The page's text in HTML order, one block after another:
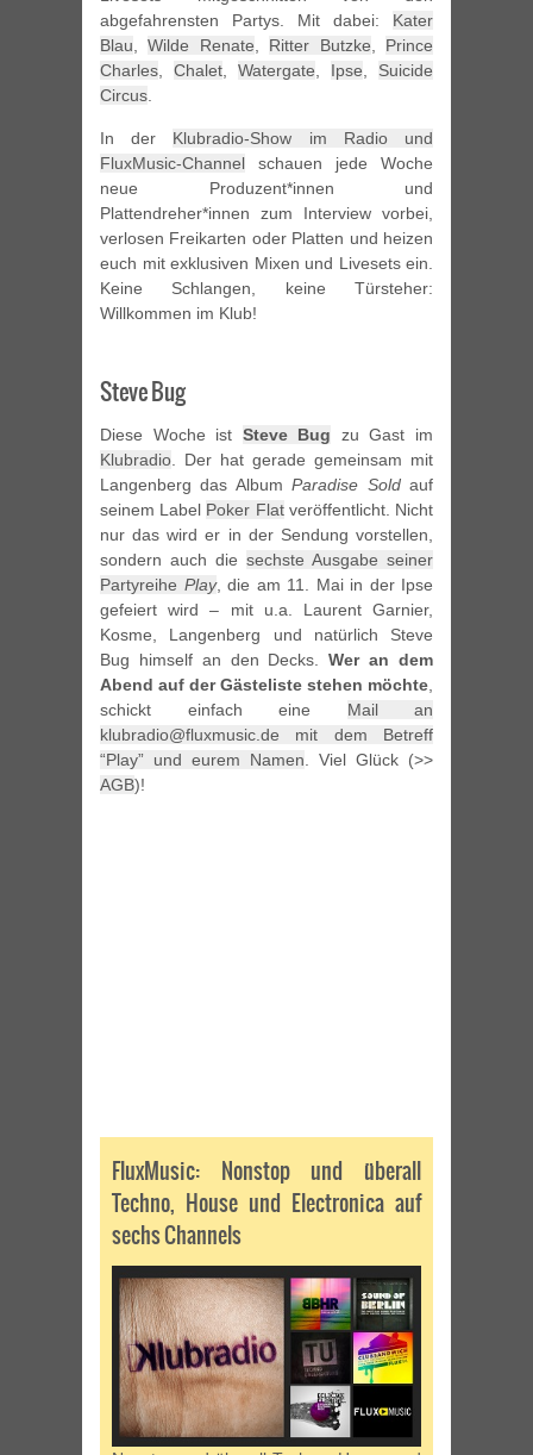
abgefahrensten Partys. Mit dabei: Kater
Blau,Wilde Renate, Ritter Butzke, Prince
Charles, Chalet, Watergate, Ipse, Suicide
Circus.
In der Klubradio-Show im Radio und
FluxMusic-Channel schauen jede Woche
neue Produzent*innen und
Plattendreher*innen zum Interview vorbei,
verlosen Freikarten oder Platten und heizen
euch mit exklusiven Mixen und Livesets ein.
Keine Schlangen, keine Türsteher:
Willkommen im Klub!
Steve Bug
Diese Woche ist Steve Bug zu Gast im
Klubradio. Der hat gerade gemeinsam mit
Langenberg das AlbumParadise Soldauf
seinem Label Poker Flatveröffentlicht. Nicht
nur das wird er in der Sendung vorstellen,
sondern auch die sechste Ausgabe seiner
Partyreihe Play, die am 11. Mai in der Ipse
gefeiert wird – mit u.a. Laurent Garnier,
Kosme, Langenberg und natürlich Steve
Bug himself an den Decks.Wer an dem
Abend auf der Gästeliste stehen möchte,
schickt einfach eine Mail an
klubradio@fluxmusic.de mit dem Betreff
“Play” und eurem Namen. Viel Glück (>>
AGB)!
FluxMusic: Nonstop und überall
Techno, House und Electronica auf
sechs Channels